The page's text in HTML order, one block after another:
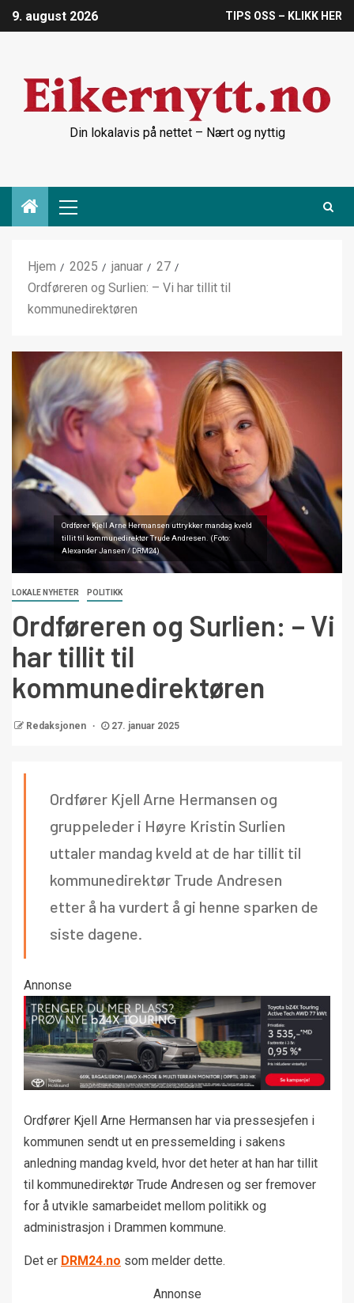
9. august 2026 TIPS OSS – KLIKK HER
Din lokalavis på nettet – Nært og nyttig
Hjem 2025 januar
27
Ordføreren og Surlien: – Vi har tillit til
kommunedirektøren
Ordfører Kjell Arne Hermansen uttrykker mandag kveld
tillit til kommunedirektør Trude Andresen. (Foto:
Alexander Jansen / DRM24)
LOKALE NYHETER POLITIKK
Ordføreren og Surlien: – Vi
har tillit til
kommunedirektøren
Redaksjonen 27. januar 2025
Ordfører Kjell Arne Hermansen og
gruppeleder i Høyre Kristin Surlien
uttaler mandag kveld at de har tillit til
kommunedirektør Trude Andresen
etter å ha vurdert å gi henne sparken de
siste dagene.
Annonse
Ordfører Kjell Arne Hermansen har via pressesjefen i
kommunen sendt ut en pressemelding i sakens
anledning mandag kveld, hvor det heter at han har tillit
til kommunedirektør Trude Andresen og ser fremover
for å utvikle samarbeidet mellom politikk og
administrasjon i Drammen kommune.
Det er DRM24.no som melder dette.
Annonse